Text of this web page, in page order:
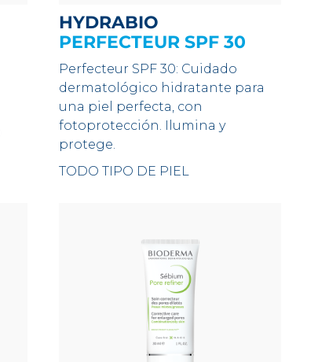
HYDRABIO
PERFECTEUR SPF 30
Perfecteur SPF 30: Cuidado
dermatológico hidratante para
una piel perfecta, con
fotoprotección. Ilumina y
protege.
TODO TIPO DE PIEL